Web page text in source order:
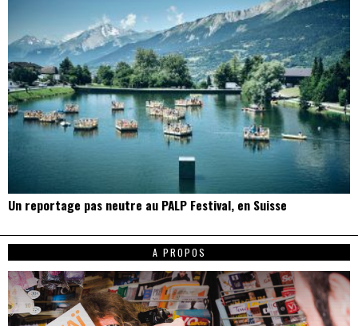
Un reportage pas neutre au PALP Festival, en Suisse
A PROPOS